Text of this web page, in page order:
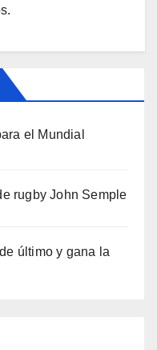
el Mundial
rugby John Semple
último y gana la